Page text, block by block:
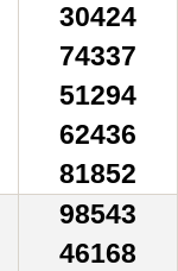
30424
74337
51294
62436
81852
98543
46168